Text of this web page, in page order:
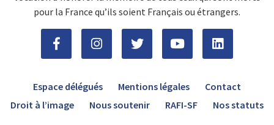
pour la France qu’ils soient Français ou étrangers.
Espace délégués Mentions légales
Contact
Droit à l’image
Nous soutenir RAFI-SF Nos statuts